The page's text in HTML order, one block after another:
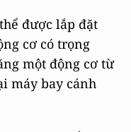
được lắp đặt
cơ có trọng
một động cơ từ
máy bay cánh